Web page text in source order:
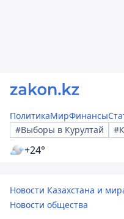
ПолитикаМирФинансы
#Выборы в Курултай
+24°
Новости Казахстана и
Новости общества